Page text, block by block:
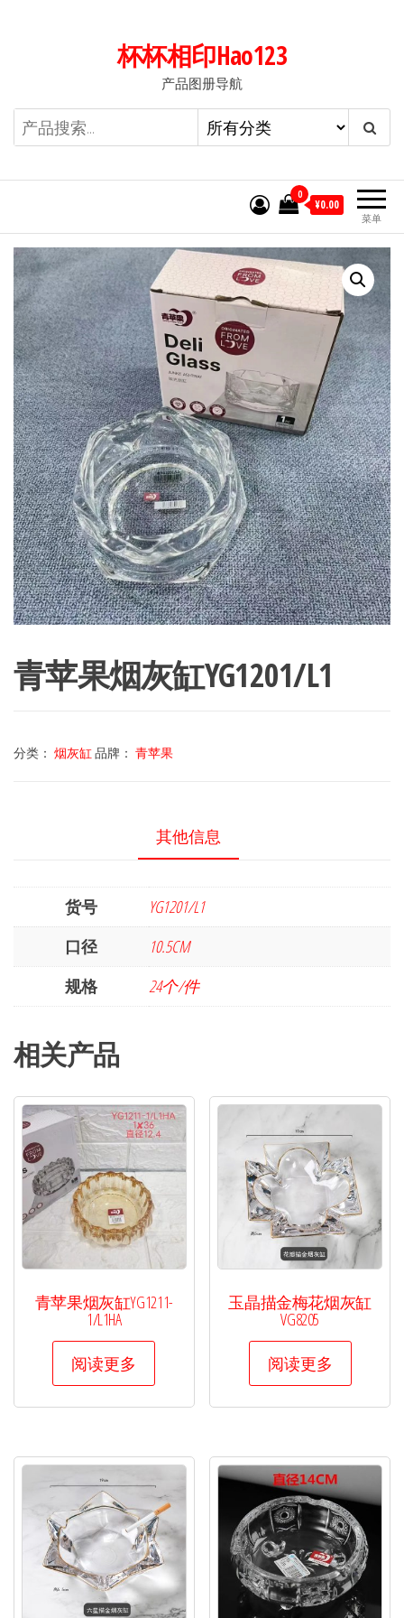
杯杯相印Hao123
产品图册导航
菜单
0
¥0.00
青苹果烟灰缸YG1201/L1
分类： 烟灰缸品牌： 青苹果
其他信息
货号
YG1201/L1
口径
10.5CM
规格
24个/件
相关产品
青苹果烟灰缸YG1211-
1/L1HA
阅读更多
玉晶描金梅花烟灰缸
VG8205
阅读更多